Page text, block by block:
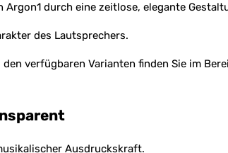
durch eine zeitlose, elegante
des Lautsprechers.
verfügbaren Varianten finden Sie im
Ausdruckskraft.